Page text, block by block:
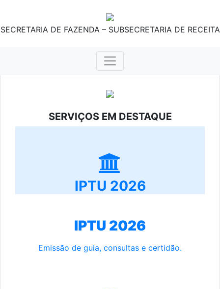
SECRETARIA DE FAZENDA – SUBSECRETARIA DE RECEITA
SERVIÇOS EM DESTAQUE
IPTU 2026
IPTU 2026
Emissão de guia, consultas e certidão.